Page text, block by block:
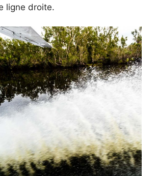
ligne droite.